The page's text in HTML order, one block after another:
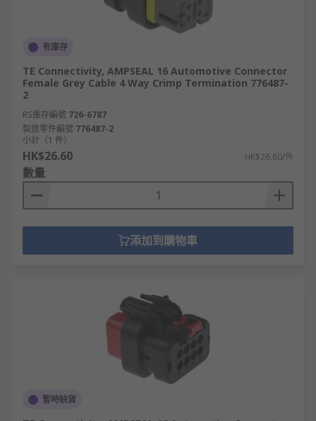
有庫存
TE Connectivity, AMPSEAL 16 Automotive Connector
Female Grey Cable 4 Way Crimp Termination 776487-
2
RS庫存編號 726-6787
製造零件編號 776487-2
小計（1 件）
HK$26.60 HK$26.60/件
數量
添加到購物車
暫時缺貨